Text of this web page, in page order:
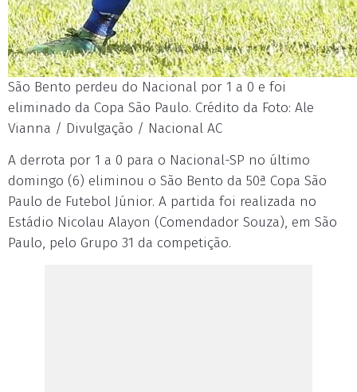
São Bento perdeu do Nacional por 1 a 0 e foi
eliminado da Copa São Paulo. Crédito da Foto: Ale
Vianna / Divulgação / Nacional AC
A derrota por 1 a 0 para o Nacional-SP no último
domingo (6) eliminou o São Bento da 50ª Copa São
Paulo de Futebol Júnior. A partida foi realizada no
Estádio Nicolau Alayon (Comendador Souza), em São
Paulo, pelo Grupo 31 da competição.